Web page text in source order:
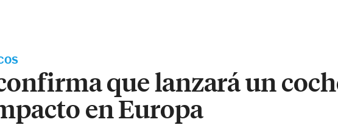
que lanzará un
en Europa